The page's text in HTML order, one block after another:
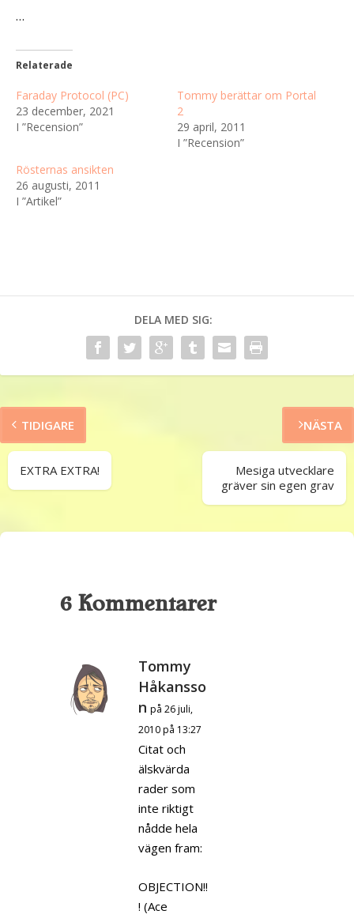
…
Relaterade
Faraday Protocol (PC)
23 december, 2021
I ”Recension”
Tommy berättar om Portal
2
29 april, 2011
I ”Recension”
Rösternas ansikten
26 augusti, 2011
I ”Artikel”
DELA MED SIG:
TIDIGARE
EXTRA EXTRA!
NÄSTA
Mesiga utvecklare
gräver sin egen grav
6 Kommentarer
Tommy
Håkansso
n på 26 juli,
2010 på 13:27
Citat och
älskvärda
rader som
inte riktigt
nådde hela
vägen fram:
OBJECTION!!
! (Ace